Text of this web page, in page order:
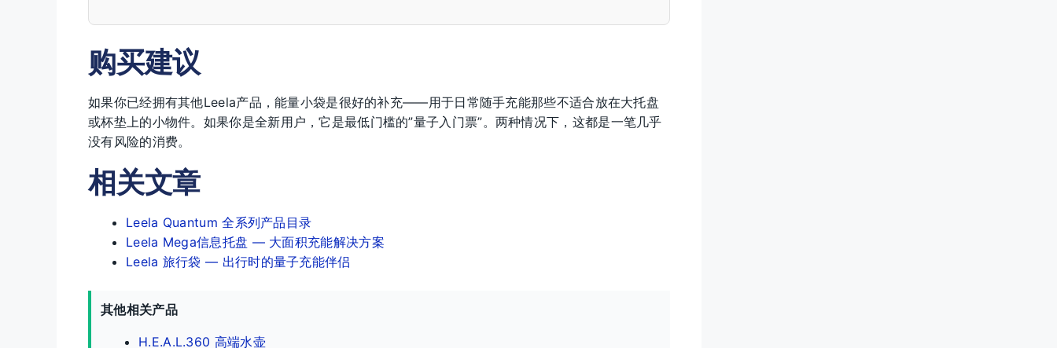
购买建议
如果你已经拥有其他Leela产品，能量小袋是很好的补充——用于日常随手充能那些不适合放在大托盘
或杯垫上的小物件。如果你是全新用户，它是最低门槛的”量子入门票”。两种情况下，这都是一笔几乎
没有风险的消费。
相关文章
Leela Quantum 全系列产品目录
Leela Mega信息托盘 — 大面积充能解决方案
Leela 旅行袋 — 出行时的量子充能伴侣
其他相关产品
H.E.A.L.360 高端水壶